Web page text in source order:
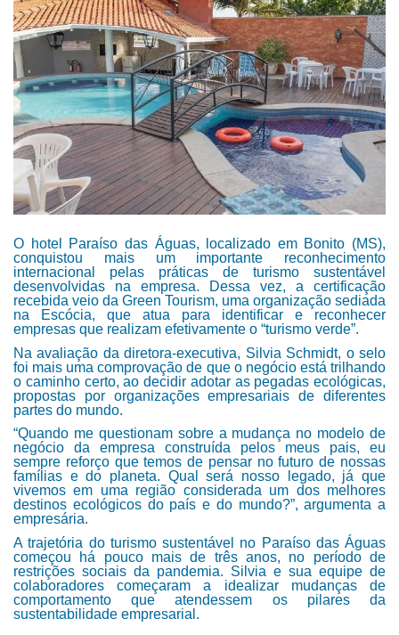
O hotel Paraíso das Águas, localizado em Bonito (MS),
conquistou mais um importante reconhecimento
internacional pelas práticas de turismo sustentável
desenvolvidas na empresa. Dessa vez, a certificação
recebida veio da Green Tourism, uma organização sediada
na Escócia, que atua para identificar e reconhecer
empresas que realizam efetivamente o “turismo verde”.
Na avaliação da diretora-executiva, Silvia Schmidt, o selo
foi mais uma comprovação de que o negócio está trilhando
o caminho certo, ao decidir adotar as pegadas ecológicas,
propostas por organizações empresariais de diferentes
partes do mundo.
“Quando me questionam sobre a mudança no modelo de
negócio da empresa construída pelos meus pais, eu
sempre reforço que temos de pensar no futuro de nossas
famílias e do planeta. Qual será nosso legado, já que
vivemos em uma região considerada um dos melhores
destinos ecológicos do país e do mundo?”, argumenta a
empresária.
A trajetória do turismo sustentável no Paraíso das Águas
começou há pouco mais de três anos, no período de
restrições sociais da pandemia. Silvia e sua equipe de
colaboradores começaram a idealizar mudanças de
comportamento que atendessem os pilares da
sustentabilidade empresarial.